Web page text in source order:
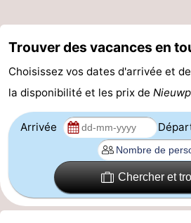
Trouver des vacances en
Choisissez vos dates d'arrivée et
la disponibilité et les prix de
Arrivée
Chercher et